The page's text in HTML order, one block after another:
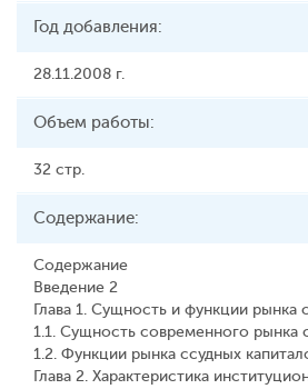
Год добавления:
28.11.2008 г.
Объем работы:
32 стр.
Содержание:
Содержание
Введение 2
Глава 1. Сущность и функции рынка
1.1. Сущность современного рынка
1.2. Функции рынка ссудных
Глава 2. Характеристика